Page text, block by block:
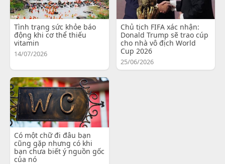
Tình trạng sức khỏe báo
động khi cơ thể thiếu
vitamin
14/07/2026
Chủ tịch FIFA xác nhận:
Donald Trump sẽ trao cúp
cho nhà vô địch World
Cup 2026
25/06/2026
Có một chữ đi đâu bạn
cũng gặp nhưng có khi
bạn chưa biết ý nguồn gốc
của nó